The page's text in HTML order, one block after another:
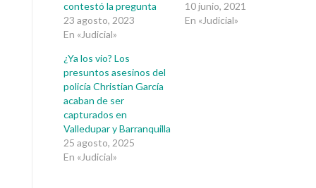
contestó la pregunta
23 agosto, 2023
En «Judicial»
10 junio, 2021
En «Judicial»
¿Ya los vio? Los
presuntos asesinos del
policía Christian García
acaban de ser
capturados en
Valledupar y Barranquilla
25 agosto, 2025
En «Judicial»